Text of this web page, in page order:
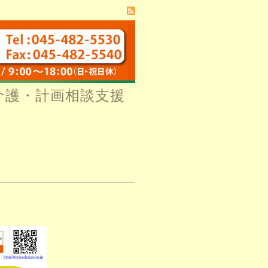
・計画相談支援